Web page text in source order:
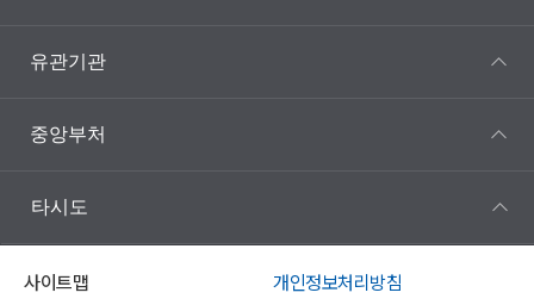
유관기관
중앙부처
타시도
사이트맵
개인정보처리방침